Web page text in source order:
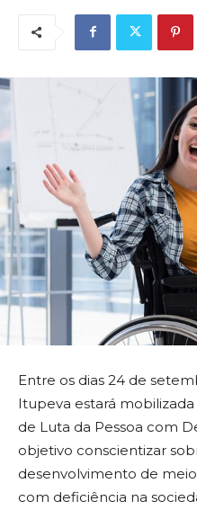
Entre os dias 24 de
Itupeva estará
de Luta da Pessoa com
objetivo conscientizar
desenvolvimento de
com deficiência na